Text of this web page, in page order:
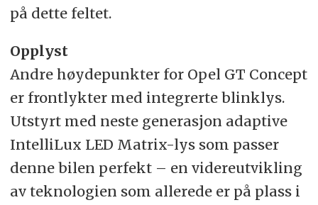
på dette feltet.
Opplyst
Andre høydepunkter for Opel GT Concept
er frontlykter med integrerte blinklys.
Utstyrt med neste generasjon adaptive
IntelliLux LED Matrix-lys som passer
denne bilen perfekt – en videreutvikling
av teknologien som allerede er på plass i